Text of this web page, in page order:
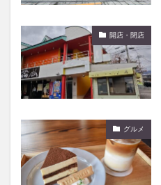
開店・閉店
グルメ